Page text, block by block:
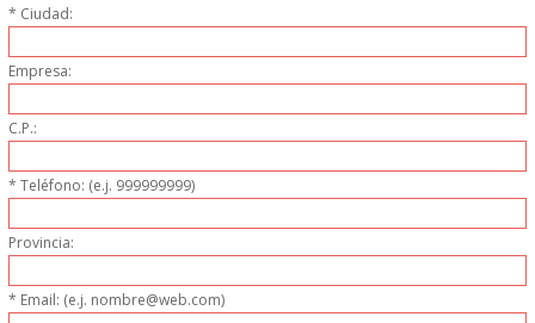
ELABORACI�N
MAQUINARIA FRIA
MAQUINARIA DE LIMPIEZA
MENAJE DE COCINA
MAQUINARIA OTROS
* Ciudad:
Empresa:
C.P.:
* Teléfono: (e.j. 999999999)
Provincia:
* Email: (e.j. nombre@web.com)